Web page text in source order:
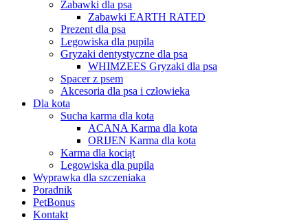
Zabawki dla psa
Zabawki EARTH RATED
Prezent dla psa
Legowiska dla pupila
Gryzaki dentystyczne dla psa
WHIMZEES Gryzaki dla psa
Spacer z psem
Akcesoria dla psa i człowieka
Dla kota
Sucha karma dla kota
ACANA Karma dla kota
ORIJEN Karma dla kota
Karma dla kociąt
Legowiska dla pupila
Wyprawka dla szczeniaka
Poradnik
PetBonus
Kontakt